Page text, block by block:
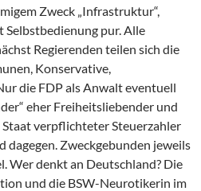
Zweck „Infrastruktur“,
Selbstbedienung pur. Alle
Regierenden teilen sich die
Konservative,
die FDP als Anwalt eventuell
eher Freiheitsliebender und
Staat verpflichteter Steuerzahler
dagegen. Zweckgebunden jeweils
Wer denkt an Deutschland? Die
und die BSW-Neurotikerin im